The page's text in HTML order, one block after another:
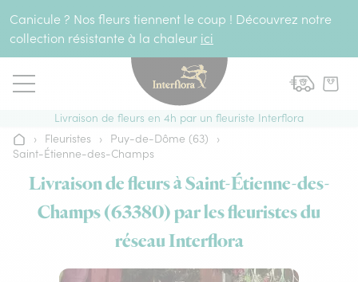
Canicule ? Nos fleurs tiennent le coup ! Découvrez notre
collection résistante à la chaleur ici
Livraison de fleurs en 4h par un fleuriste Interflora
Accueil
› Fleuristes › Puy-de-Dôme (63)
›
Saint-Étienne-des-Champs
Livraison de fleurs à Saint-Étienne-des-
Champs (63380) par les fleuristes du
réseau Interflora